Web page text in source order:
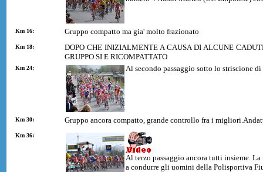
Km 16: Gruppo compatto ma gia' molto frazionato
Km 18:
DOPO CHE INIZIALMENTE A CAUSA DI ALCUNE
GRUPPO SI E RICOMPATTATO
Km 24: Al secondo passaggio sotto lo striscione
Km 30: Gruppo ancora compatto, grande controllo fra i
Km 36:
Al terzo passaggio ancora tutti insieme.
a condurre gli uomini della Polisportiva